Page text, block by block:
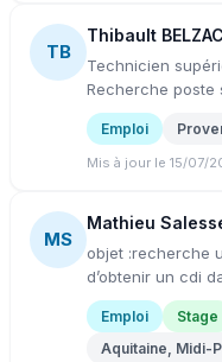
TB
Thibault
Technicien
Recherche poste
Emploi
Mis à jour le 15/07/
MS
Mathieu
objet :recherche
d’obtenir un cdi
Emploi
Stage
Aquitaine, Midi-